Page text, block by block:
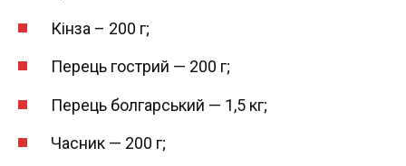
Кінза – 200 г;
Перець гострий — 200 г;
Перець болгарський — 1,5 кг;
Часник — 200 г;